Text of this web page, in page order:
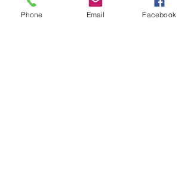
Leia o acórdão.
Phone Email Facebook